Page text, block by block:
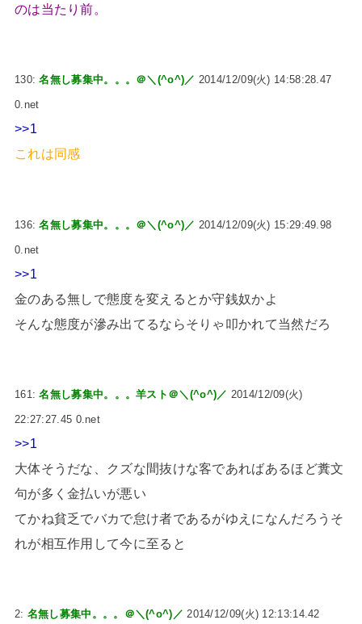
のは当たり前。
130:名無し募集中。。。＠＼(^o^)／ 2014/12/09(火) 14:58:28.47
0.net
>>1
これは同感
136:名無し募集中。。。＠＼(^o^)／ 2014/12/09(火) 15:29:49.98
0.net
>>1
金のある無しで態度を変えるとか守銭奴かよ
そんな態度が滲み出てるならそりゃ叩かれて当然だろ
161:名無し募集中。。。羊スト＠＼(^o^)／ 2014/12/09(火)
22:27:27.45 0.net
>>1
大体そうだな、クズな間抜けな客であればあるほど糞文
句が多く金払いが悪い
てかね貧乏でバカで怠け者であるがゆえになんだろうそ
れが相互作用して今に至ると
2: 名無し募集中。。。＠＼(^o^)／ 2014/12/09(火) 12:13:14.42